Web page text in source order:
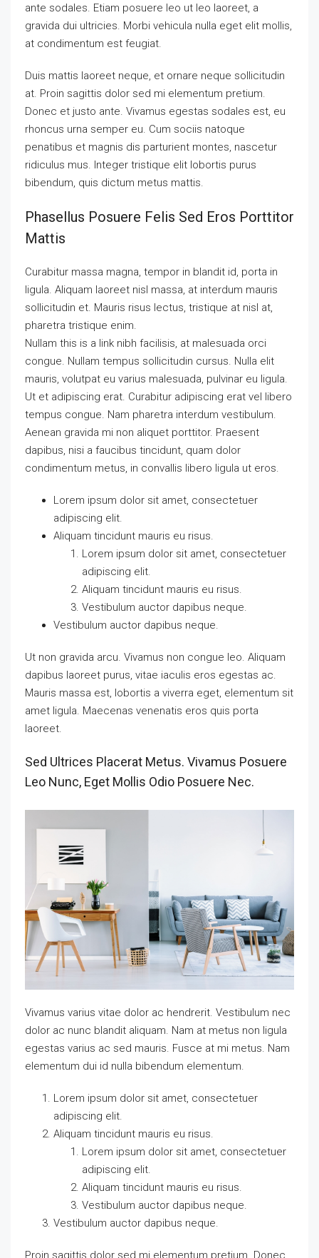
ante sodales. Etiam posuere leo ut leo laoreet, a
gravida dui ultricies. Morbi vehicula nulla eget elit mollis,
at condimentum est feugiat.
Duis mattis laoreet neque, et ornare neque sollicitudin
at. Proin sagittis dolor sed mi elementum pretium.
Donec et justo ante. Vivamus egestas sodales est, eu
rhoncus urna semper eu. Cum sociis natoque
penatibus et magnis dis parturient montes, nascetur
ridiculus mus. Integer tristique elit lobortis purus
bibendum, quis dictum metus mattis.
Phasellus Posuere Felis Sed Eros Porttitor
Mattis
Curabitur massa magna, tempor in blandit id, porta in
ligula. Aliquam laoreet nisl massa, at interdum mauris
sollicitudin et. Mauris risus lectus, tristique at nisl at,
pharetra tristique enim.
Nullam this is a link nibh facilisis, at malesuada orci
congue. Nullam tempus sollicitudin cursus. Nulla elit
mauris, volutpat eu varius malesuada, pulvinar eu ligula.
Ut et adipiscing erat. Curabitur adipiscing erat vel libero
tempus congue. Nam pharetra interdum vestibulum.
Aenean gravida mi non aliquet porttitor. Praesent
dapibus, nisi a faucibus tincidunt, quam dolor
condimentum metus, in convallis libero ligula ut eros.
Lorem ipsum dolor sit amet, consectetuer
adipiscing elit.
Aliquam tincidunt mauris eu risus.
Lorem ipsum dolor sit amet, consectetuer
adipiscing elit.
Aliquam tincidunt mauris eu risus.
Vestibulum auctor dapibus neque.
Vestibulum auctor dapibus neque.
Ut non gravida arcu. Vivamus non congue leo. Aliquam
dapibus laoreet purus, vitae iaculis eros egestas ac.
Mauris massa est, lobortis a viverra eget, elementum sit
amet ligula. Maecenas venenatis eros quis porta
laoreet.
Sed Ultrices Placerat Metus. Vivamus Posuere
Leo Nunc, Eget Mollis Odio Posuere Nec.
Vivamus varius vitae dolor ac hendrerit. Vestibulum nec
dolor ac nunc blandit aliquam. Nam at metus non ligula
egestas varius ac sed mauris. Fusce at mi metus. Nam
elementum dui id nulla bibendum elementum.
Lorem ipsum dolor sit amet, consectetuer
adipiscing elit.
Aliquam tincidunt mauris eu risus.
Lorem ipsum dolor sit amet, consectetuer
adipiscing elit.
Aliquam tincidunt mauris eu risus.
Vestibulum auctor dapibus neque.
Vestibulum auctor dapibus neque.
Proin sagittis dolor sed mi elementum pretium. Donec